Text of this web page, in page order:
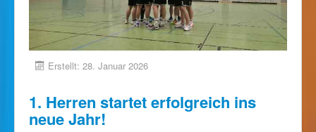
Erstellt: 28. Januar 2026
1. Herren startet erfolgreich ins
neue Jahr!